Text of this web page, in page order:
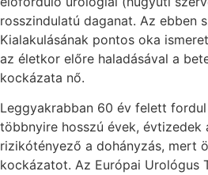
rosszindulatú daganat. Az ebben
Kialakulásának pontos oka
az életkor előre haladásával a
kockázata nő.
Leggyakrabban 60 év felett
többnyire hosszú évek, évtizedek
rizikótényező a dohányzás, mert
kockázatot. Az Európai Urológus